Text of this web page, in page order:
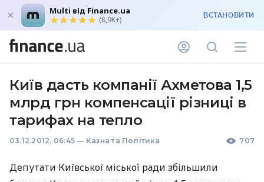
Multi від Finance.ua
(8,9K+) ВСТАНОВИТИ
Київ дасть компанії Ахметова 1,5
млрд грн компенсації різниці в
тарифах на тепло
03.12.2012, 06:45 — Казна та Політика 707
Депутати Київської міської ради збільшили